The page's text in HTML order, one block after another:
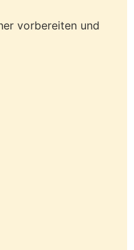
vorbereiten und